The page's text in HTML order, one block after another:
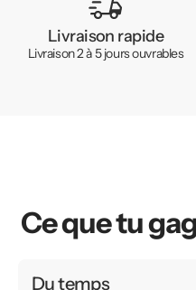
Livraison rapide
Livraison 2 à 5 jours ouvrables
Ce que tu
Du temps